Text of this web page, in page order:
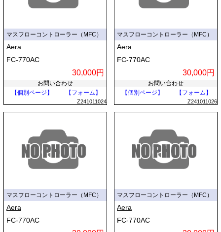
マスフローコントローラー（MFC）
Aera
FC-770AC
30,000円
お問い合わせ
【個別ページ】
【フォーム】
Z241011024
マスフローコントローラー（MFC）
Aera
FC-770AC
30,000円
お問い合わせ
【個別ページ】
【フォーム】
Z241011026
マスフローコントローラー（MFC）
Aera
FC-770AC
マスフローコントローラー（MFC）
Aera
FC-770AC